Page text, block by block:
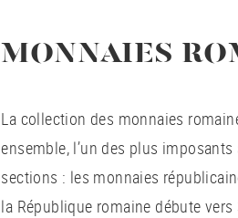
MONNAIES
La collection des monnaies
ensemble, l’un des plus
sections : les monnaies
la République romaine débute vers